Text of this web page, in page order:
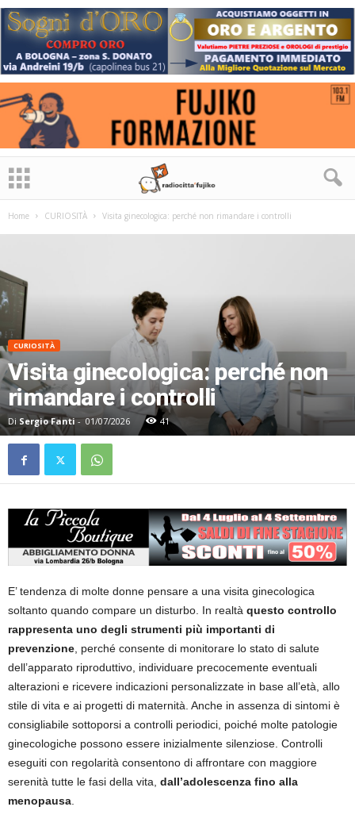
Home CURIOSITÀ Visita ginecologica: perché non rimandare i controlli
CURIOSITÀ
Visita ginecologica: perché non
rimandare i controlli
Di Sergio Fanti- 01/07/2026 41
E’ tendenza di molte donne pensare a una visita ginecologica
soltanto quando compare un disturbo. In realtà questo controllo
rappresenta uno degli strumenti più importanti di
prevenzione, perché consente di monitorare lo stato di salute
dell’apparato riproduttivo, individuare precocemente eventuali
alterazioni e ricevere indicazioni personalizzate in base all’età, allo
stile di vita e ai progetti di maternità. Anche in assenza di sintomi è
consigliabile sottoporsi a controlli periodici, poiché molte patologie
ginecologiche possono essere inizialmente silenziose. Controlli
eseguiti con regolarità consentono di affrontare con maggiore
serenità tutte le fasi della vita, dall’adolescenza fino alla
menopausa.